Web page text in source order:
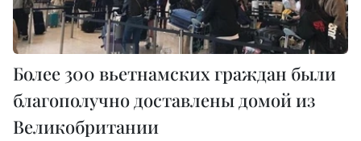
Более 300 вьетнамских граждан были
благополучно доставлены домой из
Великобритании